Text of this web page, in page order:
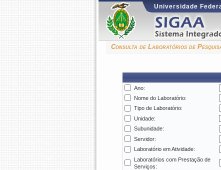
Universidade
Consulta de Laboratórios de
Ano:
Nome do Laboratório:
Tipo de Laboratório:
Unidade:
Subunidade:
Servidor:
Laboratório em Atividade:
Laboratórios com Prestação de
Serviços: